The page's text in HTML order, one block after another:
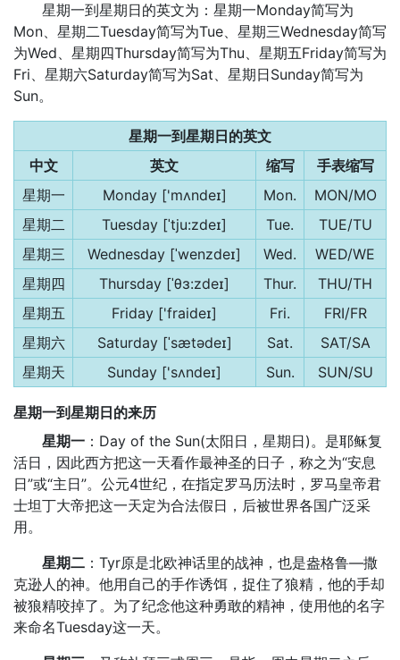
星期一到星期日的英文为：星期一Monday简写为
Mon、星期二Tuesday简写为Tue、星期三Wednesday简写
为Wed、星期四Thursday简写为Thu、星期五Friday简写为
Fri、星期六Saturday简写为Sat、星期日Sunday简写为
Sun。
星期一到星期日的英文
中文
英文 缩写
手表缩写
星期一
Monday ['mʌndeɪ] Mon.
MON/MO
星期二
Tuesday [ˈtju:zdeɪ] Tue.
TUE/TU
星期三
Wednesday [ˈwenzdeɪ] Wed.
WED/WE
星期四
Thursday [ˈθɜ:zdeɪ] Thur.
THU/TH
星期五
Friday ['fraideɪ] Fri.
FRI/FR
星期六
Saturday [ˈsætədeɪ] Sat.
SAT/SA
星期天
Sunday ['sʌndeɪ] Sun. SUN/SU
星期一到星期日的来历
星期一 ：Day of the Sun(太阳日，星期日)。是耶稣复
活日，因此西方把这一天看作最神圣的日子，称之为“安息
日”或“主日”。公元4世纪，在指定罗马历法时，罗马皇帝君
士坦丁大帝把这一天定为合法假日，后被世界各国广泛采
用。
星期二 ：Tyr原是北欧神话里的战神，也是盎格鲁—撒
克逊人的神。他用自己的手作诱饵，捉住了狼精，他的手却
被狼精咬掉了。为了纪念他这种勇敢的精神，使用他的名字
来命名Tuesday这一天。